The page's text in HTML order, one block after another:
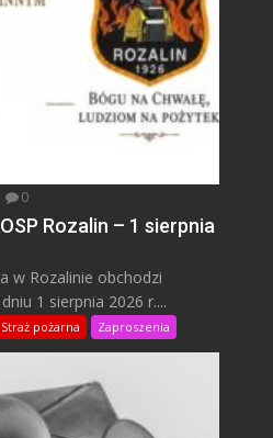
0
Rozalin – 1 sierpnia
w Rozalinie obchodzi
1 sierpnia 2026 r....
Straż pożarna Zaproszenia